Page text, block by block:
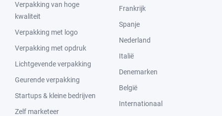
Verpakking van hoge
kwaliteit
Verpakking met logo
Verpakking met opdruk
Lichtgevende verpakking
Geurende verpakking
Startups & kleine bedrijven
Zelf marketeer
Frankrijk
Spanje
Nederland
Italië
Denemarken
België
Internationaal